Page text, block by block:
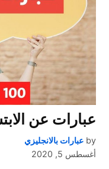
عبارات عن
by عبارات بالانجليزي
أغسطس 5, 2020